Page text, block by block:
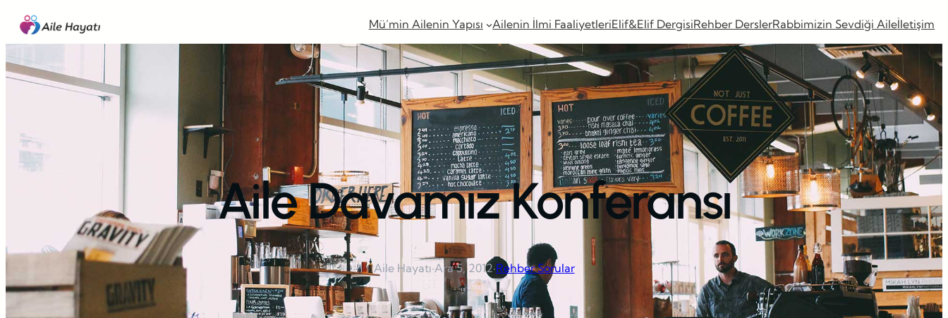
İçeriğe
geç
Mü’min Ailenin Yapısı Ailenin İlmi FaaliyetleriElif&Elif DergisiRehber DerslerRabbimizin Sevdiği Aileİletişim
Aile Davamız Konferansı
Aile Hayatı·Ara 5, 2012·Rehber Sorular